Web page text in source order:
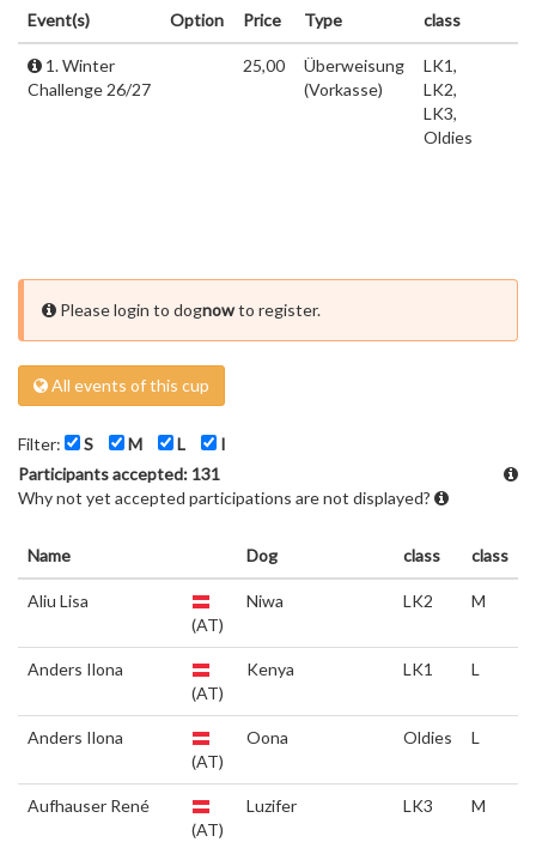
Event(s)
Option Price Type class
1. Winter
Challenge 26/27
25,00
Überweisung
(Vorkasse)
LK1,
LK2,
LK3,
Oldies
Please login to dognowto register.
All events of this cup
Filter: S M L
I
Participants accepted: 131
Why not yet accepted participations are not displayed?
Name Dog class class
Aliu Lisa
(AT)
Niwa LK2 M
Anders Ilona
(AT)
Kenya LK1 L
Anders Ilona
(AT)
Oona Oldies L
Aufhauser René
(AT)
Luzifer LK3 M